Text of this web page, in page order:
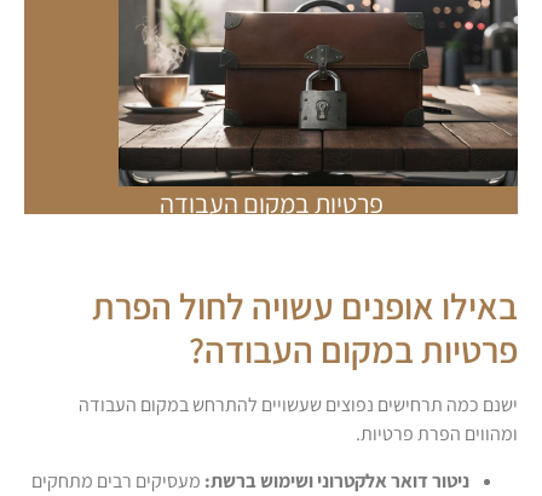
פרטיות במקום העבודה
באילו אופנים עשויה לחול הפרת
פרטיות במקום העבודה?
ישנם כמה תרחישים נפוצים שעשויים להתרחש במקום העבודה
ומהווים הפרת פרטיות.
ניטור דואר אלקטרוני ושימוש ברשת: מעסיקים רבים מתחקים